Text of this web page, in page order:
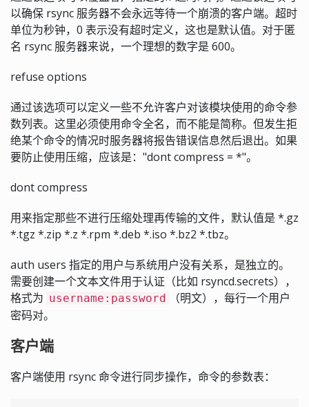
以确保 rsync 服务器不会永远等待一个崩溃的客户端。超时
单位为秒钟，0 表示没有超时定义，这也是默认值。对于匿
名 rsync 服务器来说，一个理想的数字是 600。
refuse options
通过该选项可以定义一些不允许客户对该模块使用的命令参
数列表。这里必须使用命令全名，而不能是简称。但发生拒
绝某个命令的情况时服务器将报告错误信息然后退出。如果
要防止使用压缩，应该是："dont compress = *"。
dont compress
用来指定那些不进行压缩处理再传输的文件，默认值是 *.gz
*.tgz *.zip *.z *.rpm *.deb *.iso *.bz2 *.tbz。
auth users 指定的用户与系统用户没有关系，是独立的。
需要创建一个文本文件用于认证（比如 rsyncd.secrets），
格式为 username:password
（明文），每行一个用户
密码对。
客户端
客户端使用 rsync 命令进行同步操作，命令的参数表：